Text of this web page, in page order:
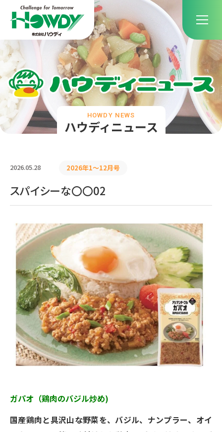
ハウディニュース
HOWDY NEWS
2026.05.28 2026年1〜12月号
スパイシーな〇〇02
ガパオ（鶏肉のバジル炒め)
国産鶏肉と具沢山な野菜を、バジル、ナンプラー、オイ